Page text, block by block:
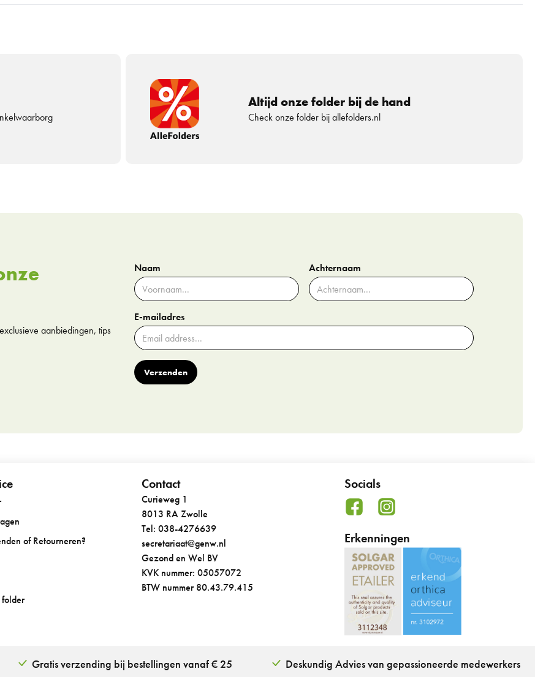
Altijd onze folder bij de hand
Check onze folder bij allefolders.nl
aanbiedingen, tips
Naam Achternaam
E-mailadres
Verzenden
of Retourneren?
Contact
Curieweg 1
8013 RA Zwolle
Tel: 038-4276639
secretariaat@genw.nl
Gezond en Wel BV
KVK nummer: 05057072
BTW nummer 80.43.79.415
Socials
Erkenningen
Gratis verzending bij bestellingen vanaf € 25 Deskundig Advies van gepassioneerde medewerkers